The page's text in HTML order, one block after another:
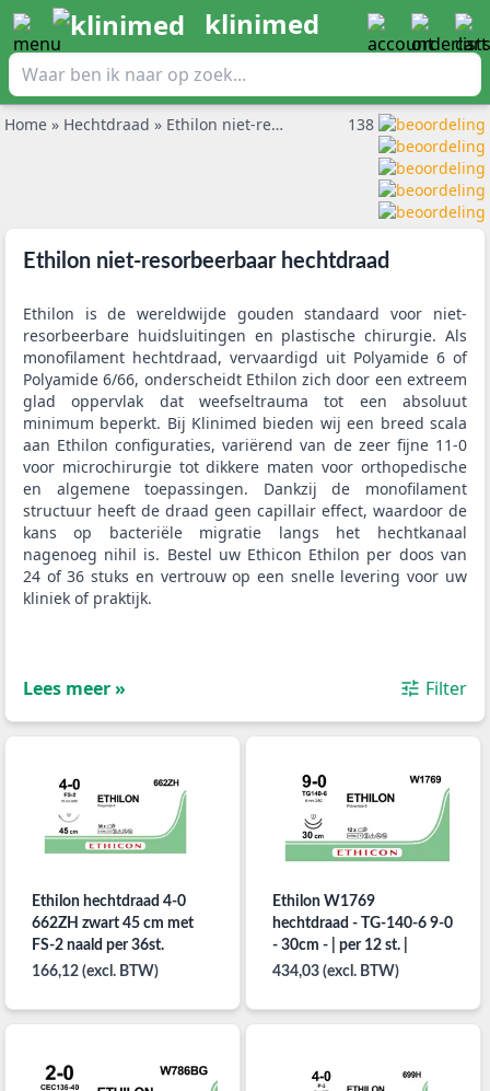
klinimed
Home » Hechtdraad » Ethilon niet-resorbeerbaar hechtdraad 138
Ethilon niet-resorbeerbaar hechtdraad
Ethilon is de wereldwijde gouden standaard voor niet-
resorbeerbare huidsluitingen en plastische chirurgie. Als
monofilament hechtdraad, vervaardigd uit Polyamide 6 of
Polyamide 6/66, onderscheidt Ethilon zich door een extreem
glad oppervlak dat weefseltrauma tot een absoluut
minimum beperkt. Bij Klinimed bieden wij een breed scala
aan Ethilon configuraties, variërend van de zeer fijne 11-0
voor microchirurgie tot dikkere maten voor orthopedische
en algemene toepassingen. Dankzij de monofilament
structuur heeft de draad geen capillair effect, waardoor de
kans op bacteriële migratie langs het hechtkanaal
nagenoeg nihil is. Bestel uw Ethicon Ethilon per doos van
24 of 36 stuks en vertrouw op een snelle levering voor uw
kliniek of praktijk.
Lees meer » Filter
Ethilon hechtdraad 4-0
662ZH zwart 45 cm met
FS-2 naald per 36st.
166,12 (excl. BTW)
Ethilon W1769
hechtdraad - TG-140-6 9-0
- 30cm - | per 12 st. |
434,03 (excl. BTW)